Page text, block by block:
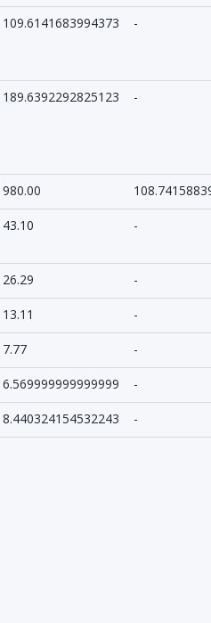
109.6141683994373 -
189.6392292825123 -
980.00
43.10 -
26.29 -
13.11 -
7.77 -
6.569999999999999 -
8.440324154532243 -